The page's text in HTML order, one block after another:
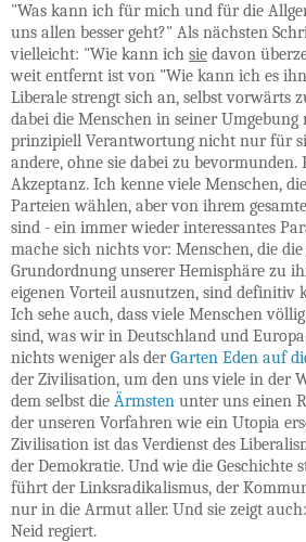
"Was kann ich für mich und für die
uns allen besser geht?" Als nächsten
vielleicht: "Wie kann ich sie davon
weit entfernt ist von "Wie kann ich es
Liberale strengt sich an, selbst vorwärts
dabei die Menschen in seiner
prinzipiell Verantwortung nicht nur für
andere, ohne sie dabei zu
Akzeptanz. Ich kenne viele Menschen,
Parteien wählen, aber von ihrem
sind - ein immer wieder interessantes
mache sich nichts vor: Menschen, die
Grundordnung unserer Hemisphäre zu
eigenen Vorteil ausnutzen, sind definitiv
Ich sehe auch, dass viele Menschen
sind, was wir in Deutschland und
nichts weniger als derGarten Eden auf
der Zivilisation, um den uns viele in der
dem selbst die Ärmsten unter uns einen
der unseren Vorfahren wie ein Utopia
Zivilisation ist das Verdienst des
der Demokratie. Und wie die Geschichte
führt der Linksradikalismus, der
nur in die Armut aller. Und sie zeigt
Neid regiert.